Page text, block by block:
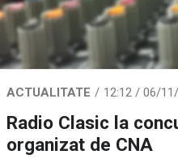
ACTUALITATE 12:12 / 06/
Radio Clasic la
organizat de CNA